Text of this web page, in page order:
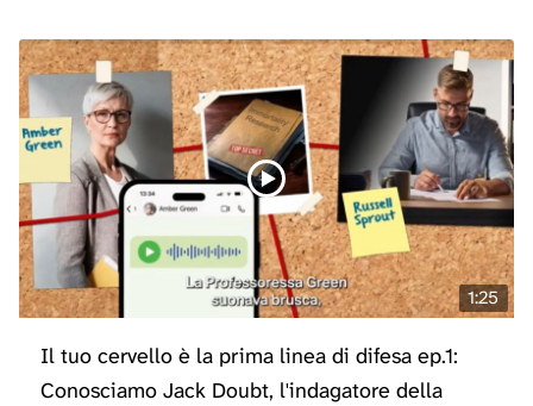
1:25
Il tuo cervello è la prima linea di difesa ep.1:
Conosciamo Jack Doubt, l'indagatore della